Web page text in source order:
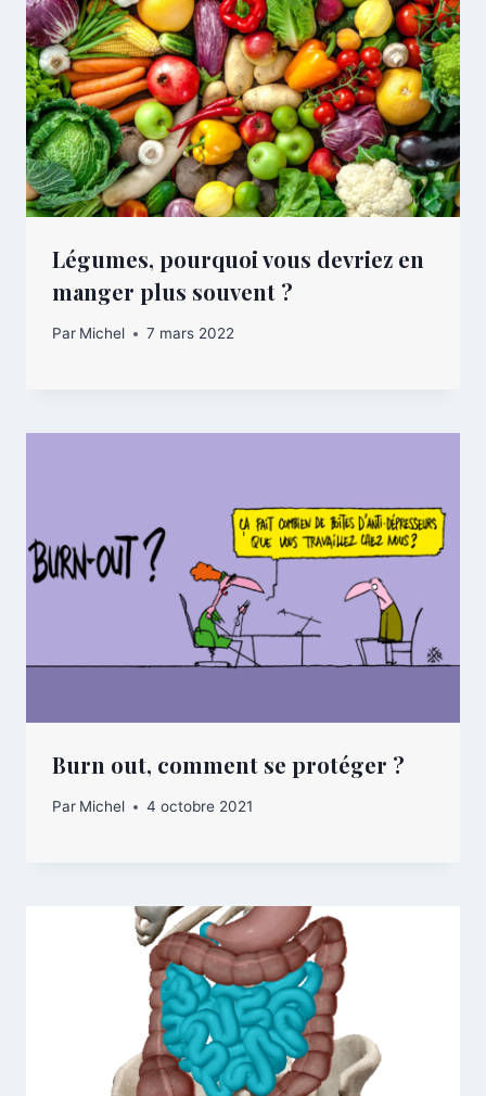
Légumes, pourquoi vous devriez en
manger plus souvent ?
Par Michel 7 mars 2022
Burn out, comment se protéger ?
Par Michel 4 octobre 2021